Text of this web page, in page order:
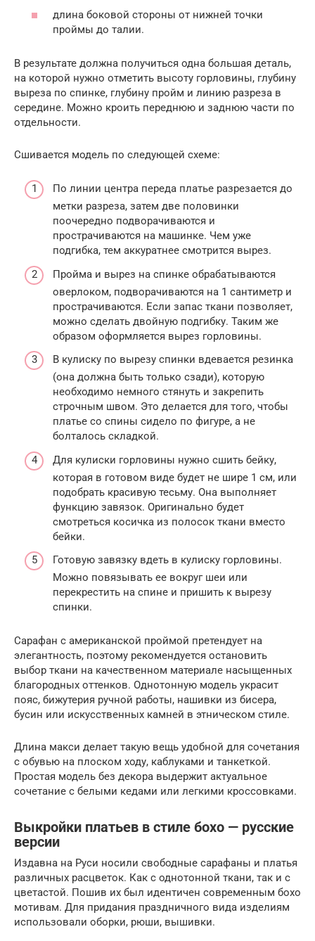
длина боковой стороны от нижней точки
проймы до талии.
В результате должна получиться одна большая деталь,
на которой нужно отметить высоту горловины, глубину
выреза по спинке, глубину пройм и линию разреза в
середине. Можно кроить переднюю и заднюю части по
отдельности.
Сшивается модель по следующей схеме:
По линии центра переда платье разрезается до
метки разреза, затем две половинки
поочередно подворачиваются и
прострачиваются на машинке. Чем уже
подгибка, тем аккуратнее смотрится вырез.
Пройма и вырез на спинке обрабатываются
оверлоком, подворачиваются на 1 сантиметр и
прострачиваются. Если запас ткани позволяет,
можно сделать двойную подгибку. Таким же
образом оформляется вырез горловины.
В кулиску по вырезу спинки вдевается резинка
(она должна быть только сзади), которую
необходимо немного стянуть и закрепить
строчным швом. Это делается для того, чтобы
платье со спины сидело по фигуре, а не
болталось складкой.
Для кулиски горловины нужно сшить бейку,
которая в готовом виде будет не шире 1 см, или
подобрать красивую тесьму. Она выполняет
функцию завязок. Оригинально будет
смотреться косичка из полосок ткани вместо
бейки.
Готовую завязку вдеть в кулиску горловины.
Можно повязывать ее вокруг шеи или
перекрестить на спине и пришить к вырезу
спинки.
Сарафан с американской проймой претендует на
элегантность, поэтому рекомендуется остановить
выбор ткани на качественном материале насыщенных
благородных оттенков. Однотонную модель украсит
пояс, бижутерия ручной работы, нашивки из бисера,
бусин или искусственных камней в этническом стиле.
Длина макси делает такую вещь удобной для сочетания
с обувью на плоском ходу, каблуками и танкеткой.
Простая модель без декора выдержит актуальное
сочетание с белыми кедами или легкими кроссовками.
Выкройки платьев в стиле бохо — русские
версии
Издавна на Руси носили свободные сарафаны и платья
различных расцветок. Как с однотонной ткани, так и с
цветастой. Пошив их был идентичен современным бохо
мотивам. Для придания праздничного вида изделиям
использовали оборки, рюши, вышивки.